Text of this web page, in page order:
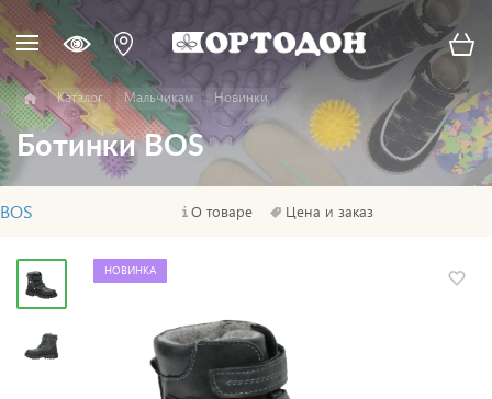
Каталог Мальчикам Новинки
Ботинки BOS
BOS О товаре Цена и заказ
НОВИНКА